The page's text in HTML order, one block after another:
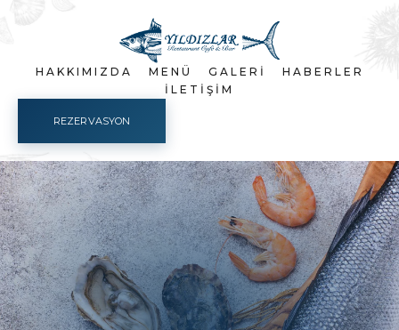
HAKKIMIZDA MENÜ GALERI
HABERLER
İLETIŞIM
REZERVASYON